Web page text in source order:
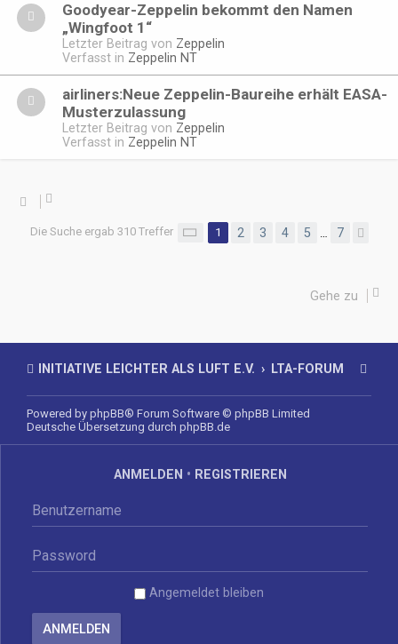
Goodyear-Zeppelin bekommt den Namen
„Wingfoot 1“
Letzter Beitrag von Zeppelin
Verfasst in Zeppelin NT
airliners:Neue Zeppelin-Baureihe erhält EASA-
Musterzulassung
Letzter Beitrag von Zeppelin
Verfasst in Zeppelin NT
Die Suche ergab 310 Treffer Seite 1von
1 2 3 4 5 7
Gehe zu
INITIATIVE LEICHTER ALS LUFT E.V. LTA-FORUM
Powered by phpBB® Forum Software © phpBB Limited
Deutsche Übersetzung durch phpBB.de
ANMELDEN • REGISTRIEREN
Angemeldet bleiben